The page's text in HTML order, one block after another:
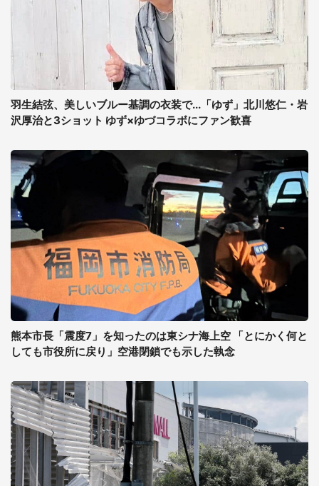
羽生結弦、美しいブルー基調の衣装で...「ゆず」北川悠仁・岩
沢厚治と3ショット ゆず×ゆづコラボにファン歓喜
熊本市長「震度7」を知ったのは東シナ海上空 「とにかく何と
しても市役所に戻り」空港閉鎖でも示した執念